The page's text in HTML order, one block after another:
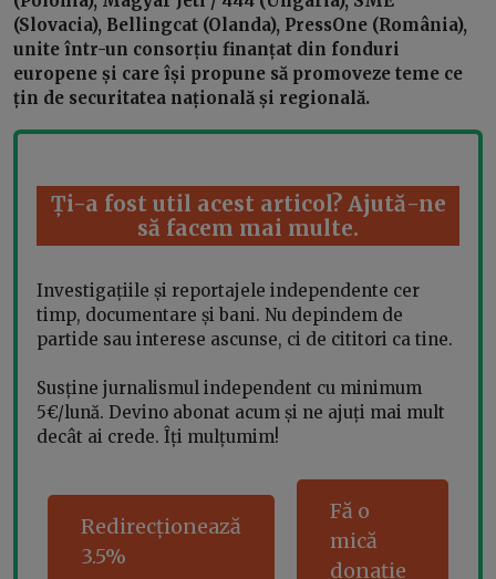
(Slovacia), Bellingcat (Olanda), PressOne (România),
unite într-un consorțiu finanțat din fonduri
europene și care își propune să promoveze teme ce
țin de securitatea națională și regională.
Ți-a fost util acest articol? Ajută-ne
să facem mai multe.
Investigațiile și reportajele independente cer
timp, documentare și bani. Nu depindem de
partide sau interese ascunse, ci de cititori ca tine.
Susține jurnalismul independent cu minimum
5€/lună. Devino abonat acum și ne ajuți mai mult
decât ai crede. Îți mulțumim!
Redirecționează
3.5%
Fă o
mică
donație